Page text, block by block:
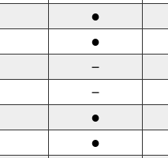
●
●
－
－
●
●